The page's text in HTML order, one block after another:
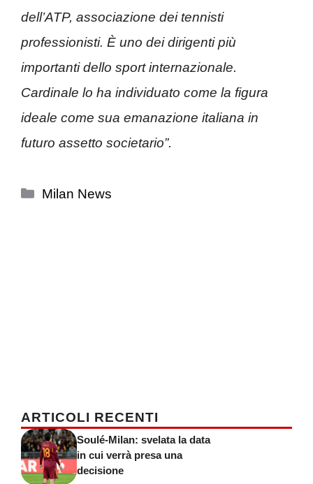
dell’ATP, associazione dei tennisti
professionisti. È uno dei dirigenti più
importanti dello sport internazionale.
Cardinale lo ha individuato come la figura
ideale come sua emanazione italiana in
futuro assetto societario”.
Categorie
Milan News
ARTICOLI RECENTI
Soulé-Milan: svelata la data
in cui verrà presa una
decisione